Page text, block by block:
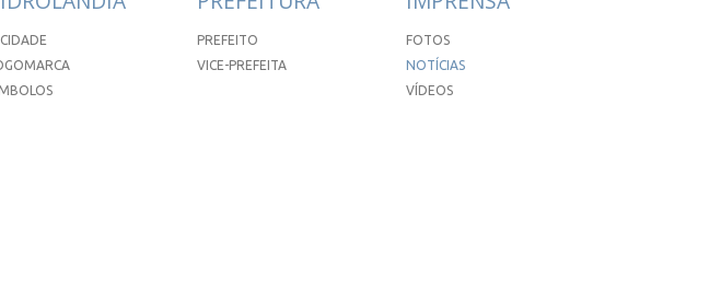
PREFEITO
VICE-PREFEITA
FOTOS
NOTÍCIAS
VÍDEOS